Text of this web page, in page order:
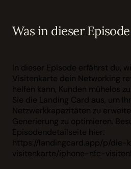
Was in dieser
In dieser Episode erfährst du,
Visitenkarte dein Networking
helfen kann, Kunden mühelos
Sie die Landing Card aus, um
Netzwerkkapazitäten zu
Generierung zu optimieren.
Episodendetailseite hier:
https://landingcard.app/p/die-
visitenkarte/iphone-nfc-